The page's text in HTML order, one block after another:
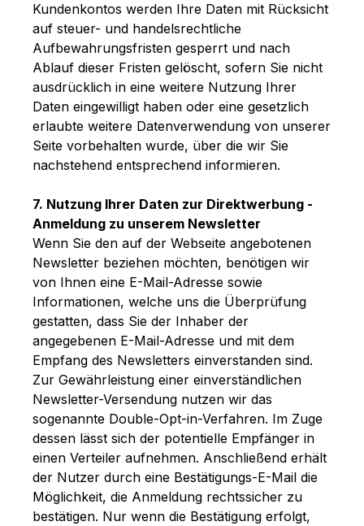
Kundenkontos werden Ihre Daten mit Rücksicht
auf steuer- und handelsrechtliche
Aufbewahrungsfristen gesperrt und nach
Ablauf dieser Fristen gelöscht, sofern Sie nicht
ausdrücklich in eine weitere Nutzung Ihrer
Daten eingewilligt haben oder eine gesetzlich
erlaubte weitere Datenverwendung von unserer
Seite vorbehalten wurde, über die wir Sie
nachstehend entsprechend informieren.
7. Nutzung Ihrer Daten zur Direktwerbung -
Anmeldung zu unserem Newsletter
Wenn Sie den auf der Webseite angebotenen
Newsletter beziehen möchten, benötigen wir
von Ihnen eine E-Mail-Adresse sowie
Informationen, welche uns die Überprüfung
gestatten, dass Sie der Inhaber der
angegebenen E-Mail-Adresse und mit dem
Empfang des Newsletters einverstanden sind.
Zur Gewährleistung einer einverständlichen
Newsletter-Versendung nutzen wir das
sogenannte Double-Opt-in-Verfahren. Im Zuge
dessen lässt sich der potentielle Empfänger in
einen Verteiler aufnehmen. Anschließend erhält
der Nutzer durch eine Bestätigungs-E-Mail die
Möglichkeit, die Anmeldung rechtssicher zu
bestätigen. Nur wenn die Bestätigung erfolgt,